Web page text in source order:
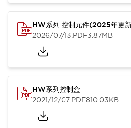
HW系列 控制元件(2025年更
2026/07/13.PDF3.87MB
HW系列控制盒
2021/12/07.PDF810.03KB